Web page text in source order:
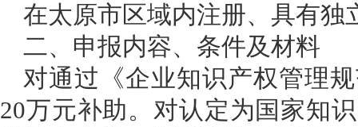
在太原市区域内注册、具有独
二、申报内容、条件及材料
对通过《企业知识产权管理
20万元补助。对认定为国家知